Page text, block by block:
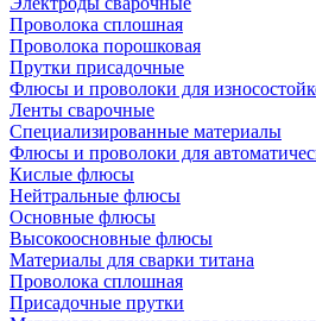
Проволока сплошная
Проволока порошковая
Прутки присадочные
Флюсы и проволоки для
Ленты сварочные
Специализированные материалы
Флюсы и проволоки для
Кислые флюсы
Нейтральные флюсы
Основные флюсы
Высокоосновные флюсы
Материалы для сварки титана
Проволока сплошная
Присадочные прутки